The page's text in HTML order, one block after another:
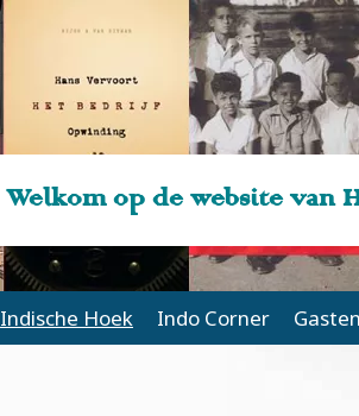
Welkom op de website van
Indische Hoek Indo Corner